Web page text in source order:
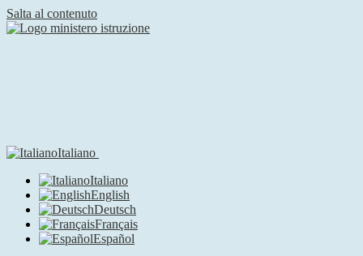
Salta al contenuto
Italiano
Italiano
English
Deutsch
Français
Español